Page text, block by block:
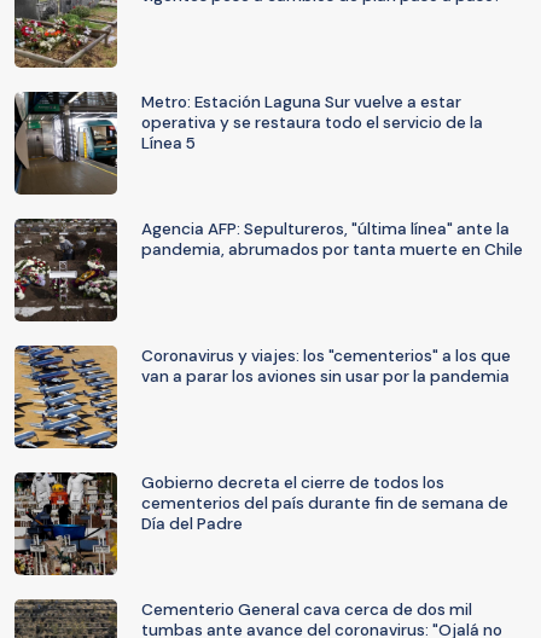
Metro: Estación Laguna Sur vuelve a estar
operativa y se restaura todo el servicio de la
Línea 5
Agencia AFP: Sepultureros, "última línea" ante la
pandemia, abrumados por tanta muerte en Chile
Coronavirus y viajes: los "cementerios" a los que
van a parar los aviones sin usar por la pandemia
Gobierno decreta el cierre de todos los
cementerios del país durante fin de semana de
Día del Padre
Cementerio General cava cerca de dos mil
tumbas ante avance del coronavirus: "Ojalá no